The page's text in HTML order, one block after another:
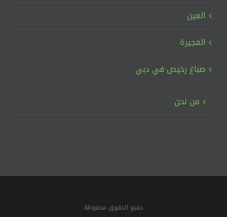
العين
الفجيرة
صباغ رخيص في دبي
من نحن
جميع الحقوق محفوظة